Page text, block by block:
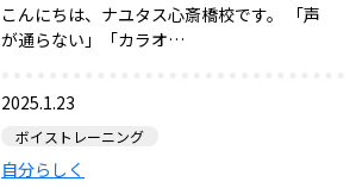
こんにちは、ナユタス心斎橋校です。 「声
が通らない」「カラオ…
2025.1.23
ボイストレーニング
自分らしく